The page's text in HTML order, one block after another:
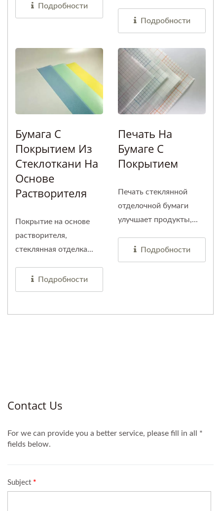
Подробности
Подробности
Бумага С
Покрытием Из
Стеклоткани На
Основе
Растворителя
Покрытие на основе
растворителя,
стеклянная отделка...
Подробности
Печать На
Бумаге С
Покрытием
Печать стеклянной
отделочной бумаги
улучшает продукты,...
Подробности